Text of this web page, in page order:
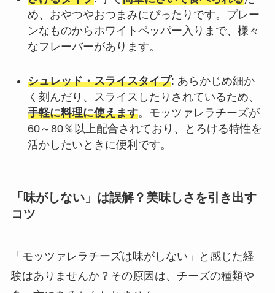
め、おやつやおつまみにぴったりです。プレー
ンなものからホワイトペッパー入りまで、様々
なフレーバーがあります。
シュレッド・スライスタイプ: あらかじめ細か
く刻んだり、スライスしたりされているため、
手軽に料理に使えます。モッツァレラチーズが
60～80％以上配合されており、とろける特性を
活かしたいときに便利です。
「味がしない」は誤解？美味しさを引き出す
コツ
「モッツァレラチーズは味がしない」と感じた経
験はありませんか？その原因は、チーズの種類や